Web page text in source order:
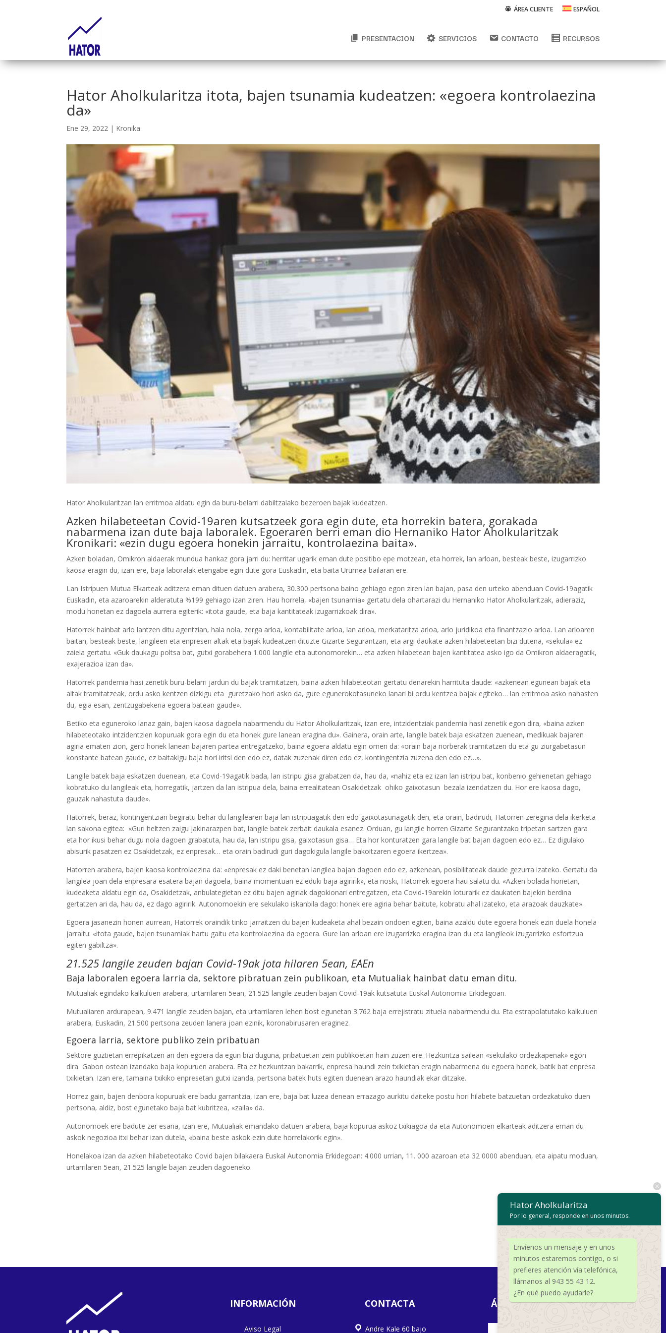
ÁREA CLIENTE ESPAÑOL
PRESENTACION SERVICIOS CONTACTO RECURSOS
Hator Aholkularitza itota, bajen tsunamia kudeatzen: «egoera kontrolaezina
da»
Ene 29, 2022 | Kronika
Hator Aholkularitzan lan erritmoa aldatu egin da buru-belarri dabiltzalako bezeroen bajak kudeatzen.
Azken hilabeteetan Covid-19aren kutsatzeek gora egin dute, eta horrekin batera, gorakada
nabarmena izan dute baja laboralek. Egoeraren berri eman dio Hernaniko Hator Aholkularitzak
Kronikari: «ezin dugu egoera honekin jarraitu, kontrolaezina baita».
Azken boladan, Omikron aldaerak mundua hankaz gora jarri du: herritar ugarik eman dute positibo epe motzean, eta horrek, lan arloan, besteak beste, izugarrizko
kaosa eragin du, izan ere, baja laboralak etengabe egin dute gora Euskadin, eta baita Urumea bailaran ere.
Lan Istripuen Mutua Elkarteak aditzera eman dituen datuen arabera, 30.300 pertsona baino gehiago egon ziren lan bajan, pasa den urteko abenduan Covid-19agatik
Euskadin, eta azaroarekin alderatuta %199 gehiago izan ziren. Hau horrela, «bajen tsunamia» gertatu dela ohartarazi du Hernaniko Hator Aholkularitzak, adieraziz,
modu honetan ez dagoela aurrera egiterik: «itota gaude, eta baja kantitateak izugarrizkoak dira».
Hatorrek hainbat arlo lantzen ditu agentzian, hala nola, zerga arloa, kontabilitate arloa, lan arloa, merkataritza arloa, arlo juridikoa eta finantzazio arloa. Lan arloaren
baitan, besteak beste, langileen eta enpresen altak eta bajak kudeatzen dituzte Gizarte Segurantzan, eta argi daukate azken hilabeteetan bizi dutena, «sekula» ez
zaiela gertatu. «Guk daukagu poltsa bat, gutxi gorabehera 1.000 langile eta autonomorekin… eta azken hilabetean bajen kantitatea asko igo da Omikron aldaeragatik,
exajerazioa izan da».
Hatorrek pandemia hasi zenetik buru-belarri jardun du bajak tramitatzen, baina azken hilabeteotan gertatu denarekin harrituta daude: «azkenean egunean bajak eta
altak tramitatzeak, ordu asko kentzen dizkigu eta guretzako hori asko da, gure egunerokotasuneko lanari bi ordu kentzea bajak egiteko… lan erritmoa asko nahasten
du, egia esan, zentzugabekeria egoera batean gaude».
Betiko eta eguneroko lanaz gain, bajen kaosa dagoela nabarmendu du Hator Aholkularitzak, izan ere, intzidentziak pandemia hasi zenetik egon dira, «baina azken
hilabeteotako intzidentzien kopuruak gora egin du eta honek gure lanean eragina du». Gainera, orain arte, langile batek baja eskatzen zuenean, medikuak bajaren
agiria ematen zion, gero honek lanean bajaren partea entregatzeko, baina egoera aldatu egin omen da: «orain baja norberak tramitatzen du eta gu ziurgabetasun
konstante batean gaude, ez baitakigu baja hori iritsi den edo ez, datak zuzenak diren edo ez, kontingentzia zuzena den edo ez…».
Langile batek baja eskatzen duenean, eta Covid-19agatik bada, lan istripu gisa grabatzen da, hau da, «nahiz eta ez izan lan istripu bat, konbenio gehienetan gehiago
kobratuko du langileak eta, horregatik, jartzen da lan istripua dela, baina errealitatean Osakidetzak ohiko gaixotasun bezala izendatzen du. Hor ere kaosa dago,
gauzak nahastuta daude».
Hatorrek, beraz, kontingentzian begiratu behar du langilearen baja lan istripuagatik den edo gaixotasunagatik den, eta orain, badirudi, Hatorren zeregina dela ikerketa
lan sakona egitea: «Guri heltzen zaigu jakinarazpen bat, langile batek zerbait daukala esanez. Orduan, gu langile horren Gizarte Segurantzako tripetan sartzen gara
eta hor ikusi behar dugu nola dagoen grabatuta, hau da, lan istripu gisa, gaixotasun gisa… Eta hor konturatzen gara langile bat bajan dagoen edo ez… Ez digulako
abisurik pasatzen ez Osakidetzak, ez enpresak… eta orain badirudi guri dagokigula langile bakoitzaren egoera ikertzea».
Hatorren arabera, bajen kaosa kontrolaezina da: «enpresak ez daki benetan langilea bajan dagoen edo ez, azkenean, posibilitateak daude gezurra izateko. Gertatu da
langilea joan dela enpresara esatera bajan dagoela, baina momentuan ez eduki baja agiririk», eta noski, Hatorrek egoera hau salatu du. «Azken bolada honetan,
kudeaketa aldatu egin da, Osakidetzak, anbulategietan ez ditu bajen agiriak dagokionari entregatzen, eta Covid-19arekin loturarik ez daukaten bajekin berdina
gertatzen ari da, hau da, ez dago agiririk. Autonomoekin ere sekulako iskanbila dago: honek ere agiria behar baitute, kobratu ahal izateko, eta arazoak dauzkate».
Egoera jasanezin honen aurrean, Hatorrek oraindik tinko jarraitzen du bajen kudeaketa ahal bezain ondoen egiten, baina azaldu dute egoera honek ezin duela honela
jarraitu: «itota gaude, bajen tsunamiak hartu gaitu eta kontrolaezina da egoera. Gure lan arloan ere izugarrizko eragina izan du eta langileok izugarrizko esfortzua
egiten gabiltza».
21.525 langile zeuden bajan Covid-19ak jota hilaren 5ean, EAEn
Baja laboralen egoera larria da, sektore pibratuan zein publikoan, eta Mutualiak hainbat datu eman ditu.
Mutualiak egindako kalkuluen arabera, urtarrilaren 5ean, 21.525 langile zeuden bajan Covid-19ak kutsatuta Euskal Autonomia Erkidegoan.
Mutualiaren ardurapean, 9.471 langile zeuden bajan, eta urtarrilaren lehen bost egunetan 3.762 baja errejistratu zituela nabarmendu du. Eta estrapolatutako kalkuluen
arabera, Euskadin, 21.500 pertsona zeuden lanera joan ezinik, koronabirusaren eraginez.
Egoera larria, sektore publiko zein pribatuan
Sektore guztietan errepikatzen ari den egoera da egun bizi duguna, pribatuetan zein publikoetan hain zuzen ere. Hezkuntza sailean «sekulako ordezkapenak» egon
dira Gabon ostean izandako baja kopuruen arabera. Eta ez hezkuntzan bakarrik, enpresa haundi zein txikietan eragin nabarmena du egoera honek, batik bat enpresa
txikietan. Izan ere, tamaina txikiko enpresetan gutxi izanda, pertsona batek huts egiten duenean arazo haundiak ekar ditzake.
Horrez gain, bajen denbora kopuruak ere badu garrantzia, izan ere, baja bat luzea denean errazago aurkitu daiteke postu hori hilabete batzuetan ordezkatuko duen
pertsona, aldiz, bost egunetako baja bat kubritzea, «zaila» da.
Autonomoek ere badute zer esana, izan ere, Mutualiak emandako datuen arabera, baja kopurua askoz txikiagoa da eta Autonomoen elkarteak aditzera eman du
askok negozioa itxi behar izan dutela, «baina beste askok ezin dute horrelakorik egin».
Honelakoa izan da azken hilabeteotako Covid bajen bilakaera Euskal Autonomia Erkidegoan: 4.000 urrian, 11. 000 azaroan eta 32 0000 abenduan, eta aipatu moduan,
urtarrilaren 5ean, 21.525 langile bajan zeuden dagoeneko.
INFORMACIÓN
Aviso Legal
CONTACTA
Andre Kale 60 bajo
ÁREAS DE EXPERIENCIA
Hator Aholkularitza
Por lo general, responde en unos minutos.
Envíenos un mensaje y en unos
minutos estaremos contigo, o si
prefieres atención vía telefónica,
llámanos al 943 55 43 12.
¿En qué puedo ayudarle?